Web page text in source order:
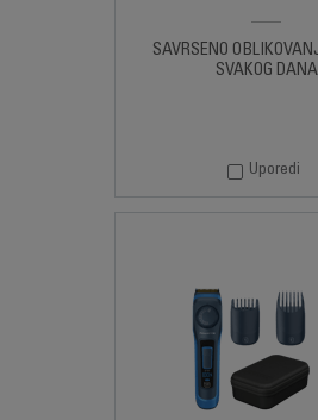
SAVRŠENO
SVAKOG DANA
Uporedi